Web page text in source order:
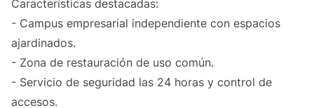
Características destacadas:
- Campus empresarial independiente con espacios
ajardinados.
- Zona de restauración de uso común.
- Servicio de seguridad las 24 horas y control de
accesos.